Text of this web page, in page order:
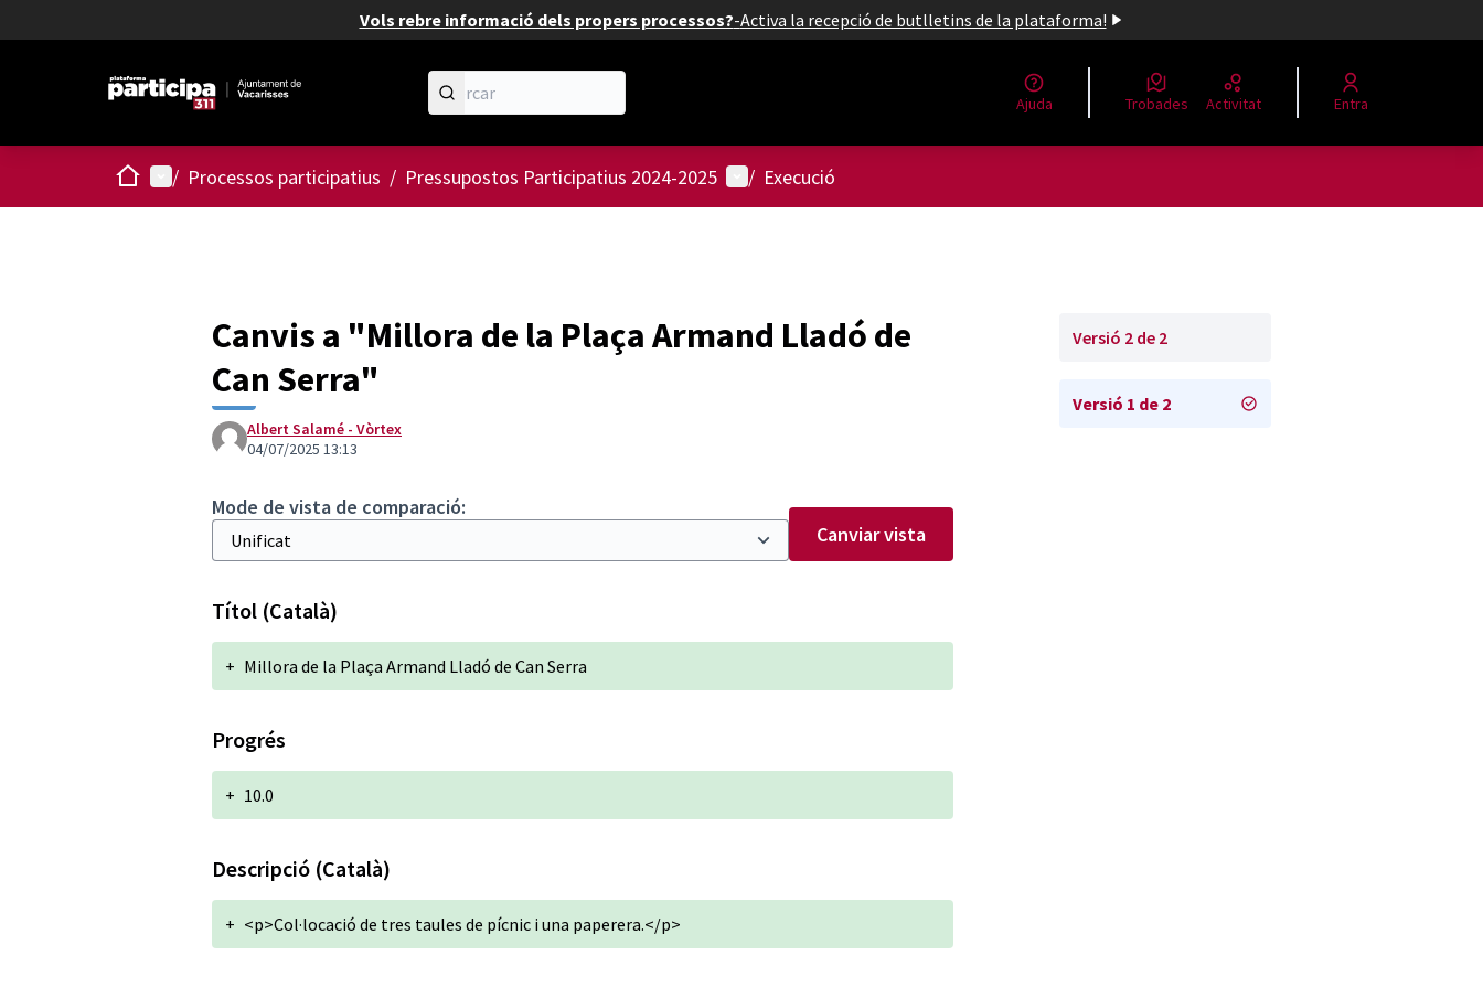
Vols rebre informació dels propers processos?-Activa la recepció de butlletins de la plataforma!
Ajuda Trobades Activitat Entra
Inici Menú principal
/ Processos participatius / Pressupostos Participatius 2024-2025 Menú d'usuari
/ Execució
Canvis a "Millora de la Plaça Armand Lladó de
Can Serra"
Albert Salamé - Vòrtex
04/07/2025 13:13
Mode de vista de comparació:
Canviar vista
Títol (Català)
+ Millora de la Plaça Armand Lladó de Can Serra
Progrés
+ 10.0
Descripció (Català)
+ <p>Col·locació de tres taules de pícnic i una paperera.</p>
Versió 2 de 2
Versió 1 de 2